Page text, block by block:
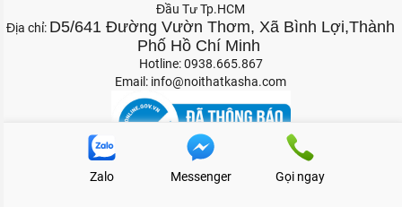
Đầu Tư Tp.HCM
Địa chỉ: D5/641 Đường Vườn Thơm, Xã Bình Lợi,Thành
Phố Hồ Chí Minh
Hotline: 0938.665.867
Email: info@noithatkasha.com
Bản quyền 2026 Nội Thất Kasha
Zalo Messenger Gọi ngay